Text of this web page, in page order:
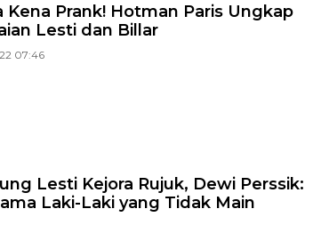
Kena Prank! Hotman Paris Ungkap
Lesti dan Billar
07:46
Lesti Kejora Rujuk, Dewi Perssik:
Laki-Laki yang Tidak Main